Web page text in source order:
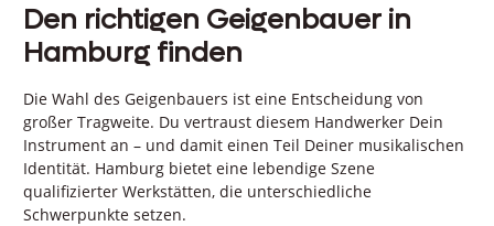
Den richtigen Geigenbauer in
Hamburg finden
Die Wahl des Geigenbauers ist eine Entscheidung von
großer Tragweite. Du vertraust diesem Handwerker Dein
Instrument an – und damit einen Teil Deiner musikalischen
Identität. Hamburg bietet eine lebendige Szene
qualifizierter Werkstätten, die unterschiedliche
Schwerpunkte setzen.